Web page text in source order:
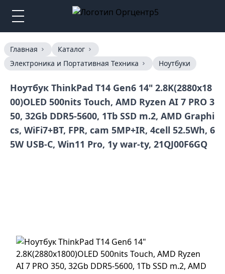
Главная
Каталог
Электроника и Портативная Техника
Ноутбуки
Ноутбук ThinkPad T14 Gen6 14" 2.8K(2880x18
00)OLED 500nits Touch, AMD Ryzen AI 7 PRO 3
50, 32Gb DDR5-5600, 1Tb SSD m.2, AMD Graphi
cs, WiFi7+BT, FPR, cam 5MP+IR, 4cell 52.5Wh, 6
5W USB-C, Win11 Pro, 1y war-ty, 21QJ00F6GQ